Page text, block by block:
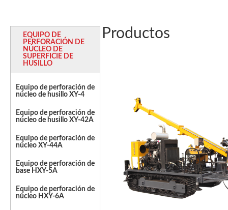
EQUIPO DE
PERFORACIÓN DE
NÚCLEO DE
SUPERFICIE DE
HUSILLO
Equipo de perforación de
núcleo de husillo XY-4
Equipo de perforación de
núcleo de husillo XY-42A
Equipo de perforación de
núcleo XY-44A
Equipo de perforación de
base HXY-5A
Equipo de perforación de
núcleo HXY-6A
Productos